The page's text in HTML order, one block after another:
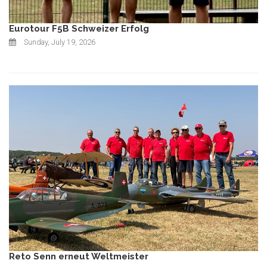
Eurotour F5B Schweizer Erfolg
Sunday, July 19, 2026
Reto Senn erneut Weltmeister